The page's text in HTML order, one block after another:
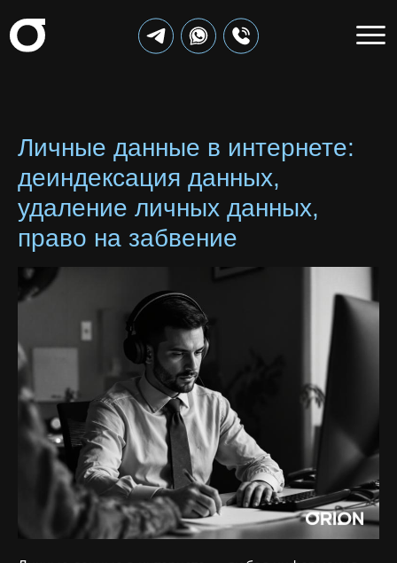
Личные данные в интернете:
деиндексация данных,
удаление личных данных,
право на забвение